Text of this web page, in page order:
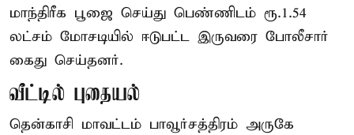
மாந்திரீக பூஜை செய்து பெண்ணிடம் ரூ.1.54
லட்சம் மோசடியில் ஈடுபட்ட இருவரை போலீசார்
கைது செய்தனர்.
வீட்டில் புதையல்
தென்காசி மாவட்டம் பாவூர்சத்திரம் அருகே